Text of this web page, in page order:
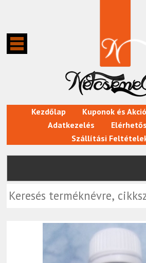
Kezdőlap Kuponok és
Adatkezelés
Szállítási